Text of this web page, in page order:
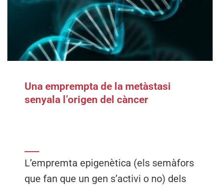
Una emprempta de la metàstasi
senyala l’origen del càncer
L’empremta epigenètica (els semàfors
que fan que un gen s’activi o no) dels